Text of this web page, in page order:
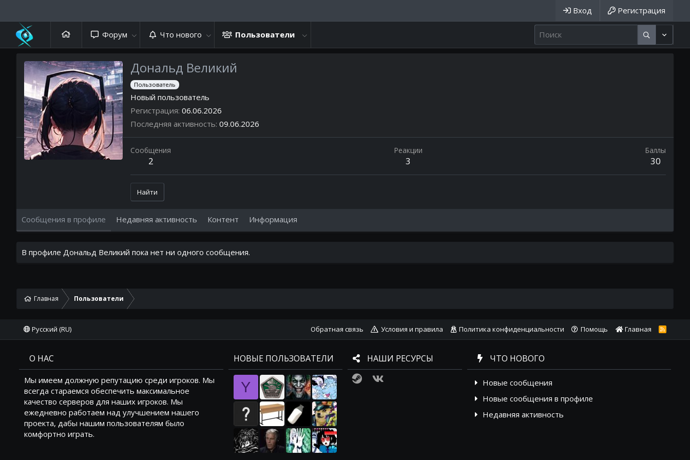
Вход Регистрация
Форум Что нового Пользователи
Дональд Великий
Пользователь
Новый пользователь
Регистрация 06.06.2026
Последняя активность 09.06.2026
Сообщения
2
Реакции
3
Баллы
30
Найти
Сообщения в профиле Недавняя активность Контент Информация
В профиле Дональд Великий пока нет ни одного сообщения.
Главная Пользователи
Русский (RU) Обратная связь Условия и правила Политика конфиденциальности Помощь Главная
R
О НАС
Мы имеем должную репутацию среди игроков. Мы
всегда стараемся обеспечить максимальное
качество серверов для наших игроков. Мы
ежедневно работаем над улучшением нашего
проекта, дабы нашим пользователям было
комфортно играть.
НОВЫЕ ПОЛЬЗОВАТЕЛИ
Y
НАШИ РЕСУРСЫ
Steam
ЧТО НОВОГО
Новые сообщения
Новые сообщения в профиле
Недавняя активность